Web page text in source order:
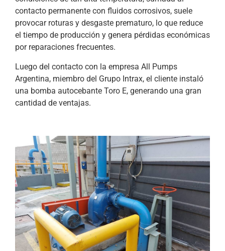
contacto permanente con fluidos corrosivos, suele
provocar roturas y desgaste prematuro, lo que reduce
el tiempo de producción y genera pérdidas económicas
por reparaciones frecuentes.
Luego del contacto con la empresa All Pumps
Argentina, miembro del Grupo Intrax, el cliente instaló
una bomba autocebante Toro E, generando una gran
cantidad de ventajas.